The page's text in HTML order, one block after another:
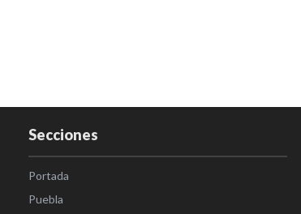
Secciones
Portada
Puebla